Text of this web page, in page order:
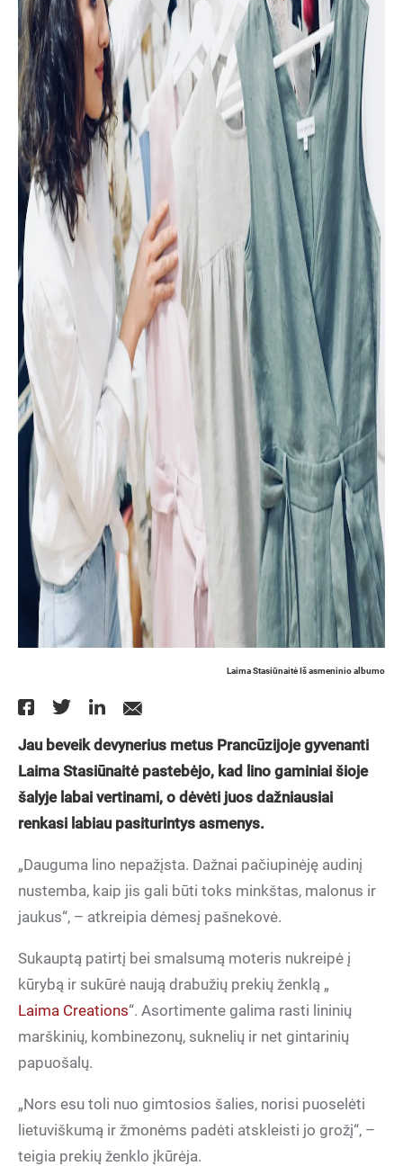
Laima Stasiūnaitė Iš asmeninio albumo
Jau beveik devynerius metus Prancūzijoje gyvenanti
Laima Stasiūnaitė pastebėjo, kad lino gaminiai šioje
šalyje labai vertinami, o dėvėti juos dažniausiai
renkasi labiau pasiturintys asmenys.
„Dauguma lino nepažįsta. Dažnai pačiupinėję audinį
nustemba, kaip jis gali būti toks minkštas, malonus ir
jaukus“, – atkreipia dėmesį pašnekovė.
Sukauptą patirtį bei smalsumą moteris nukreipė į
kūrybą ir sukūrė naują drabužių prekių ženklą „
Laima Creations“. Asortimente galima rasti lininių
marškinių, kombinezonų, suknelių ir net gintarinių
papuošalų.
„Nors esu toli nuo gimtosios šalies, norisi puoselėti
lietuviškumą ir žmonėms padėti atskleisti jo grožį“, –
teigia prekių ženklo įkūrėja.